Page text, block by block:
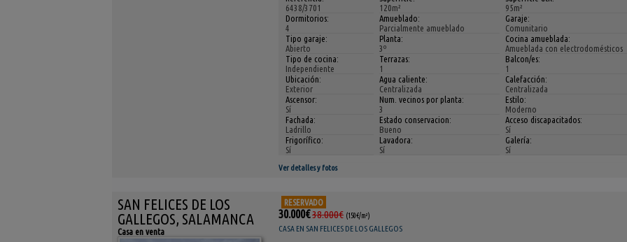
6438/3701
120m²
95m²
Dormitorios:
4
Amueblado:
Parcialmente amueblado
Garaje:
Comunitario
Tipo garaje:
Abierto
Planta:
3º
Cocina amueblada:
Amueblada con electrodomésticos
Tipo de cocina:
Independiente
Terrazas:
1
Balcon/es:
1
Ubicación:
Exterior
Agua caliente:
Centralizada
Calefacción:
Centralizada
Ascensor:
Sí
Num. vecinos por planta:
3
Estilo:
Moderno
Fachada:
Ladrillo
Estado conservacion:
Bueno
Acceso discapacitados:
Sí
Frigorífico:
Sí
Lavadora:
Sí
Galería:
Sí
Ver detalles y fotos
SAN FELICES DE LOS
GALLEGOS, SALAMANCA
Casa en venta
RESERVADO
30.000€38.000€ (150€/m²)
CASA EN SAN FELICES DE LOS GALLEGOS